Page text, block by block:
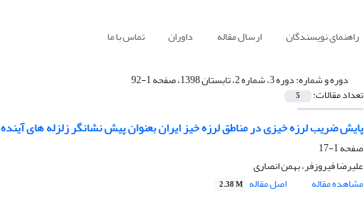
راهنمای نویسندگان ارسال مقاله داوران تماس با ما
دوره و شماره:دوره 3، شماره 2، تابستان 1398، صفحه 1-92
تعداد مقالات: 5
پایش ضریب لرزه خیزی در مناطق لرزه خیز ایران بعنوان پیش نشانگر زلزله های آینده
صفحه1-17
علیرضا فیروزفر، بهمن انصاری
مشاهده مقاله
اصل مقاله 2.38 M